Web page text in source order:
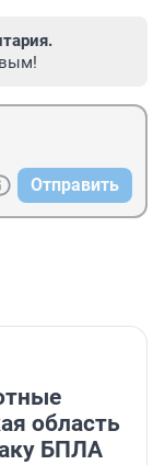
Отправить
область
БПЛА